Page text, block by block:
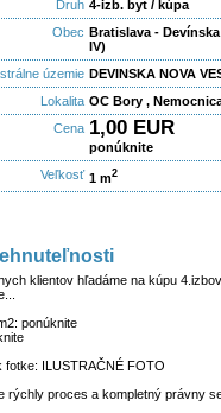
Druh 4-izb. byt / kúpa
Obec Bratislava -
IV)
územie DEVINSKA NOVA
Lokalita OC Bory ,
Cena 1,00 EUR
ponúknite
Veľkosť 1 m2
klientov hľadáme na kúpu
ponúknite
fotke: ILUSTRAČNÉ FOTO
rýchly proces a kompletný právny